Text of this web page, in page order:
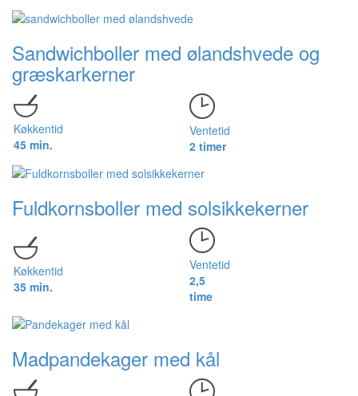
Sandwichboller med ølandshvede og
græskarkerner
Køkkentid
45 min.
Ventetid
2 timer
Fuldkornsboller med solsikkekerner
Køkkentid
35 min.
Ventetid
2,5
time
Madpandekager med kål